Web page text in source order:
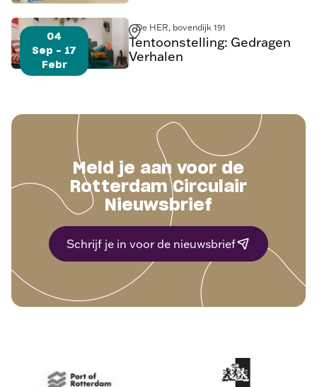
04
Sep - 17
Febr
De HER, bovendijk 191
Tentoonstelling: Gedragen
Verhalen
Meld je aan voor de
Rotterdam Circulair
Nieuwsbrief
Schrijf je in voor de nieuwsbrief